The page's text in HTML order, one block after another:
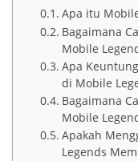
Apa itu
Bagaimana
Mobile
Apa
di Mobile
Bagaimana
Mobile
Apakah
Legends